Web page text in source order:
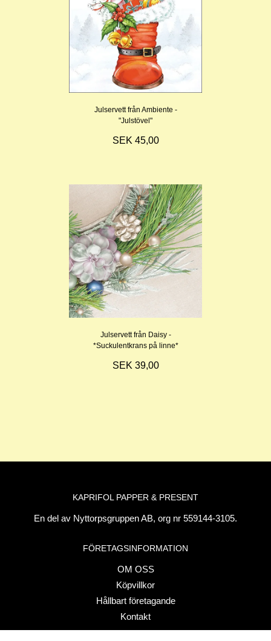
Julservett från Ambiente -
"Julstövel"
SEK 45,00
Julservett från Daisy -
*Suckulentkrans på linne*
SEK 39,00
KAPRIFOL PAPPER & PRESENT
En del av Nyttorpsgruppen AB, org nr 559144-3105.
FÖRETAGSINFORMATION
OM OSS
Köpvillkor
Hållbart företagande
Kontakt